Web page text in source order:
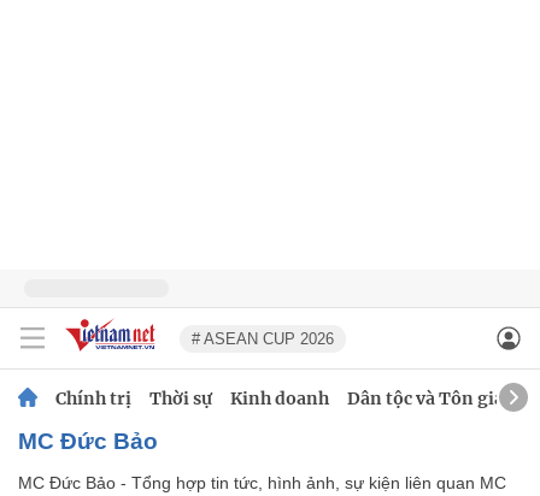
# ASEAN CUP 2026
Chính trị Thời sự Kinh doanh Dân tộc và Tôn giáo
MC Đức Bảo
MC Đức Bảo - Tổng hợp tin tức, hình ảnh, sự kiện liên quan MC